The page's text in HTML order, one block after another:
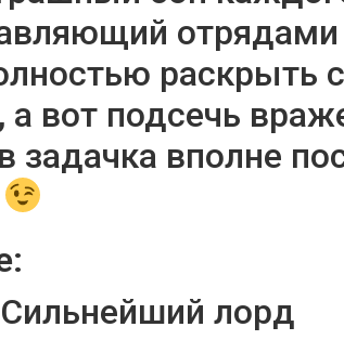
раскрыть
а вот подсечь
задачка вполне
лорд